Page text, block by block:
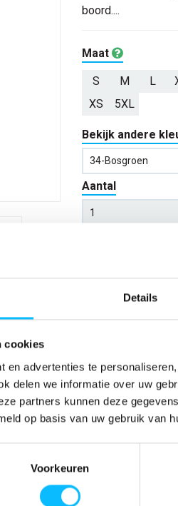
Details
cookies
en advertenties te
delen we informatie over uw
partners kunnen deze
op basis van uw gebruik van
Voorkeuren
boord....
Maat
S M L
XS
5XL
Bekijk andere
34-Bosgroen
Aantal
Kies
Niet zeker wat jou
Tricot
EAN nummer